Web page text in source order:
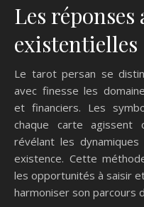
Les
existentielles
Le tarot persan se
avec finesse les
et financiers. Les
chaque carte agissent
révélant les
existence. Cette
les opportunités à saisir
harmoniser son parcours